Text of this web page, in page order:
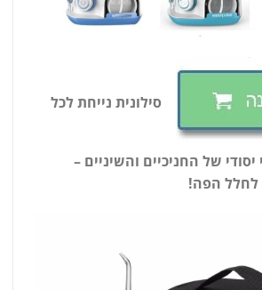
סילונית נייחת לכל
של החניכיים והשיניים –
לחלל הפה!